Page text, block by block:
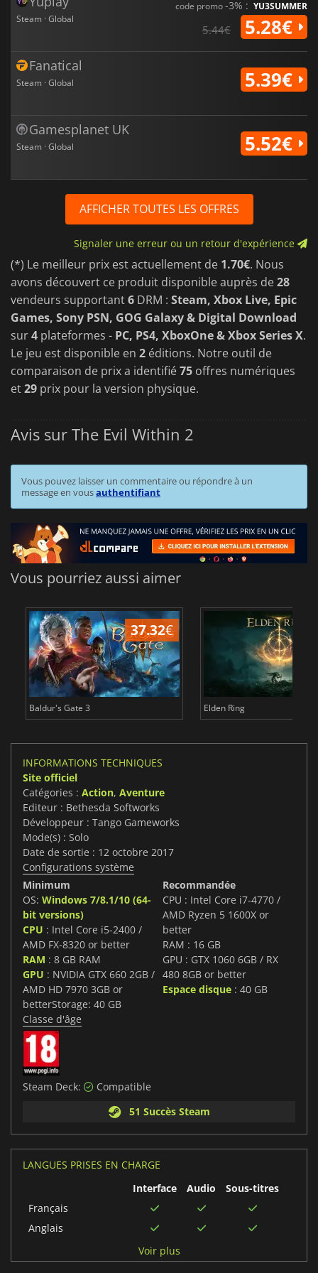
Steam · Global
code promo-3% : YU3SUMMER
5.44€ 5.28€
Fanatical
Steam · Global 5.39€
Gamesplanet UK
Steam · Global 5.52€
AFFICHER TOUTES LES OFFRES
Signaler une erreur ou un retour d'expérience
(*) Le meilleur prix est actuellement de 1.70€. Nous
avons découvert ce produit disponible auprès de28
vendeurs supportant6 DRM : Steam, Xbox Live, Epic
Games, Sony PSN, GOG Galaxy & Digital Download
sur4 plateformes - PC, PS4, XboxOne & Xbox Series X.
Le jeu est disponible en 2 éditions. Notre outil de
comparaison de prix a identifié75 offres numériques
et29 prix pour la version physique.
Avis sur The Evil Within 2
Vous pouvez laisser un commentaire ou répondre à un
message en vousauthentifiant
Vous pourriez aussi aimer
37.32€
Baldur's Gate 3 Elden Ring
INFORMATIONS TECHNIQUES
Site officiel
Catégories : Action, Aventure
Editeur : Bethesda Softworks
Développeur : Tango Gameworks
Mode(s) : Solo
Date de sortie : 12 octobre 2017
Configurations système
Minimum
OS: Windows 7/8.1/10 (64-
bit versions)
CPU : Intel Core i5-2400 /
AMD FX-8320 or better
RAM : 8 GB RAM
GPU : NVIDIA GTX 660 2GB /
AMD HD 7970 3GB or
betterStorage: 40 GB
Recommandée
CPU : Intel Core i7-4770 /
AMD Ryzen 5 1600X or
better
RAM : 16 GB
GPU : GTX 1060 6GB / RX
480 8GB or better
Espace disque : 40 GB
Classe d'âge
Steam Deck:
Compatible
51 Succès Steam
LANGUES PRISES EN CHARGE
Interface
Audio
Sous-titres
Français
Anglais
Voir plus